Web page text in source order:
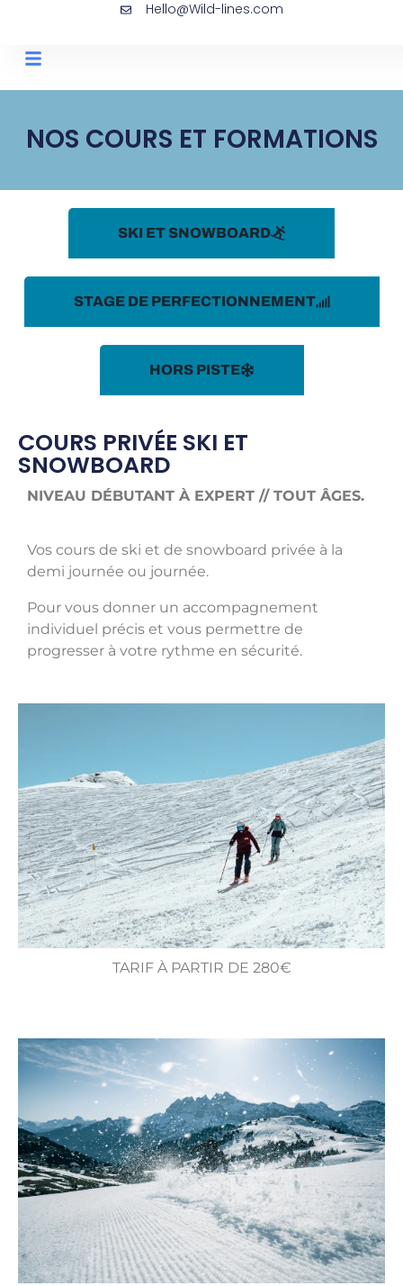
Hello@Wild-lines.com
NOS COURS ET FORMATIONS
HORS PISTE
STAGE DE PERFECTIONNEMENT
SKI ET SNOWBOARD
COURS PRIVÉE SKI ET
SNOWBOARD
NIVEAU DÉBUTANT À EXPERT // TOUT ÂGES.
Vos cours de ski et de snowboard privée à la
demi journée ou journée.
Pour vous donner un accompagnement
individuel précis et vous permettre de
progresser à votre rythme en sécurité.
TARIF À PARTIR DE 280€